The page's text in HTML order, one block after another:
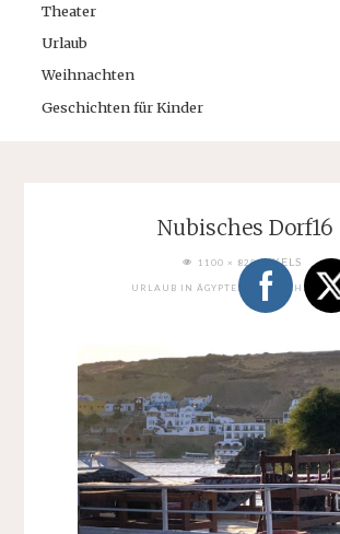
Theater
Urlaub
Weihnachten
Geschichten für Kinder
Nubisches Dorf16
FULL1100 × 825PIXELS
URLAUB IN ÄGYPTEN: NUBISCHES